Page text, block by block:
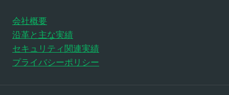
会社概要
沿革と主な実績
セキュリティ関連実績
プライバシーポリシー